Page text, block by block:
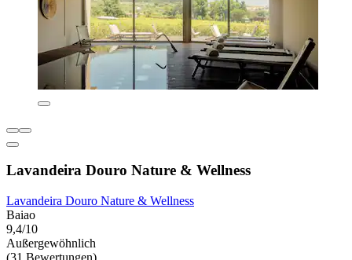
Lavandeira Douro Nature & Wellness
Lavandeira Douro Nature & Wellness
Baiao
9,4/10
Außergewöhnlich